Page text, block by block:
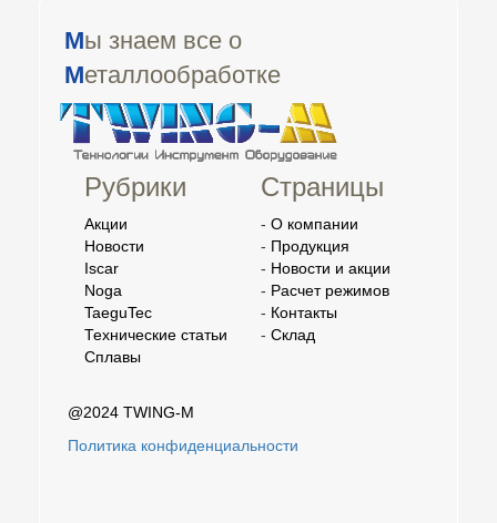
Мы знаем все о
Металлообработке
Рубрики
Акции
Новости
Iscar
Noga
TaeguTec
Технические статьи
Сплавы
Страницы
- О компании
- Продукция
- Новости и акции
- Расчет режимов
- Контакты
- Склад
@2024 TWING-M
Политика конфиденциальности